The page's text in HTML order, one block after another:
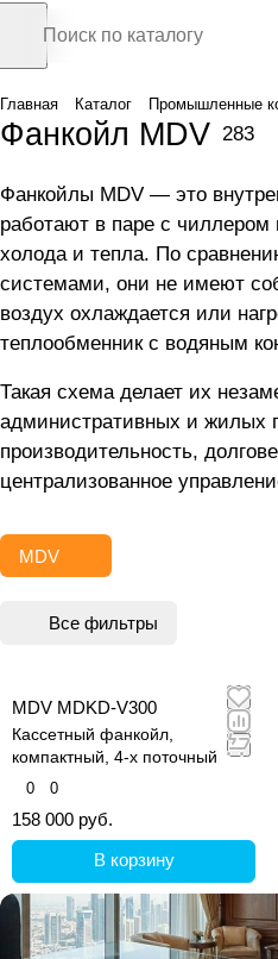
Главная Каталог Промышленные
Фанкойл MDV 283
Фанкойлы MDV — это
работают в паре с
холода и тепла. По
системами, они не имеют
воздух охлаждается или
теплообменник с водяным
Такая схема делает их
административных и жилых
производительность,
централизованное
MDV
Все фильтры
MDV MDKD-V300
Кассетный фанкойл,
компактный, 4-х поточный
0 0
158 000 руб.
В корзину